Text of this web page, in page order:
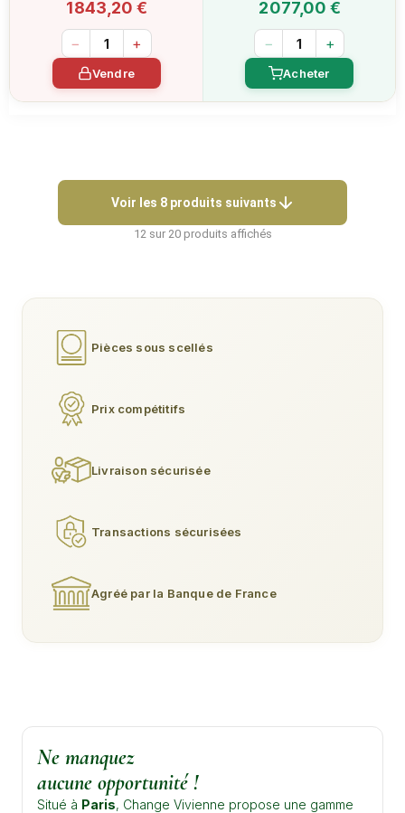
1 843,20 €
− +
Vendre
2 077,00 €
− +
Acheter
Voir les 8 produits suivants
12 sur 20 produits affichés
Pièces sous scellés
Prix compétitifs
Livraison sécurisée
Transactions sécurisées
Agréé par la Banque de France
Ne manquez
aucune opportunité !
Situé à Paris, Change Vivienne propose une gamme